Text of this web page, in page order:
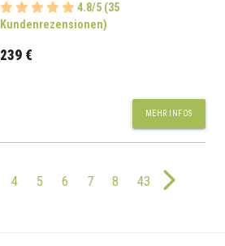
4.8/5 (35
Kundenrezensionen)
239 €
MEHR INFOS
4 5 6 7 8 43